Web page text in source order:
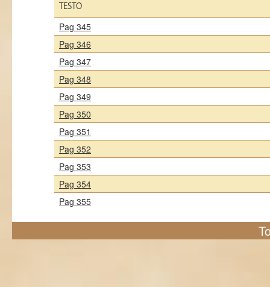
TESTO
Pag 345
Pag 346
Pag 347
Pag 348
Pag 349
Pag 350
Pag 351
Pag 352
Pag 353
Pag 354
Pag 355